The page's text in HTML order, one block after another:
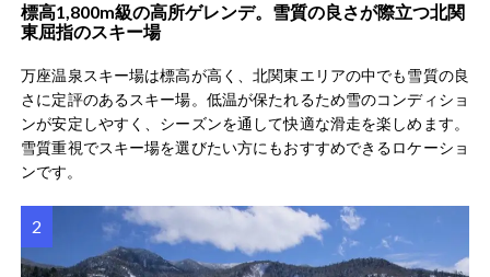
標高1,800m級の高所ゲレンデ。雪質の良さが際立つ北関
東屈指のスキー場
万座温泉スキー場は標高が高く、北関東エリアの中でも雪質の良
さに定評のあるスキー場。低温が保たれるため雪のコンディショ
ンが安定しやすく、シーズンを通して快適な滑走を楽しめます。
雪質重視でスキー場を選びたい方にもおすすめできるロケーショ
ンです。